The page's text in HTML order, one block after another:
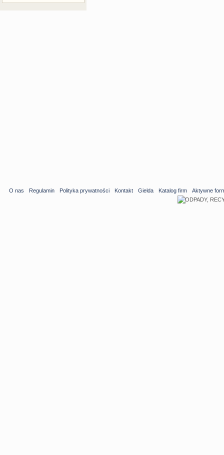
O nas Regulamin Polityka prywatności Kontakt Gielda Katalog firm Aktywne